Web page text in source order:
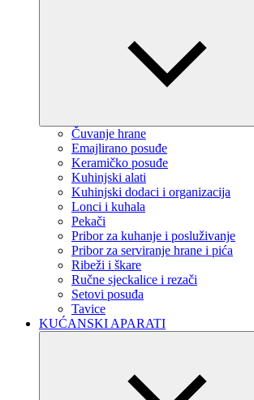
Čuvanje hrane
Emajlirano posuđe
Keramičko posuđe
Kuhinjski alati
Kuhinjski dodaci i organizacija
Lonci i kuhala
Pekači
Pribor za kuhanje i posluživanje
Pribor za serviranje hrane i pića
Ribeži i škare
Ručne sjeckalice i rezači
Setovi posuđa
Tavice
KUĆANSKI APARATI